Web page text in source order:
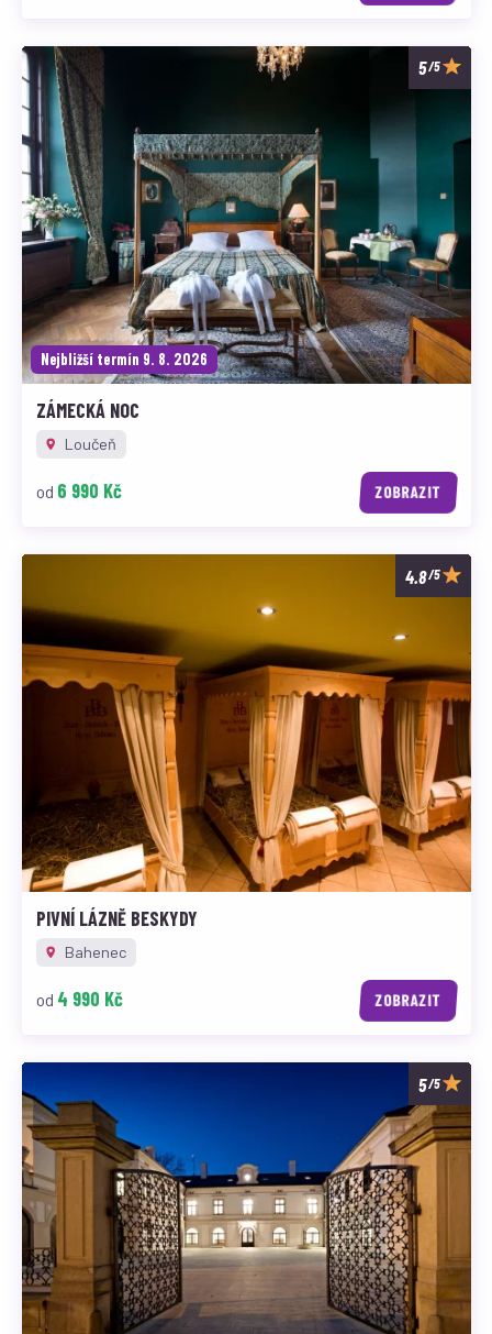
/5
Nejbližší termín 9. 8. 2026
ZÁMECKÁ NOC
Loučeň
od 6 990 Kč ZOBRAZIT
/5
PIVNÍ LÁZNĚ BESKYDY
Bahenec
od 4 990 Kč ZOBRAZIT
/5